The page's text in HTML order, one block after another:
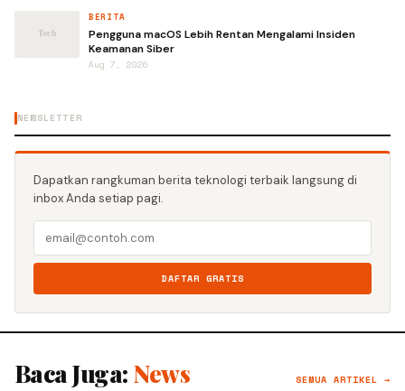
BERITA
Pengguna macOS Lebih Rentan Mengalami Insiden
Keamanan Siber
Aug 7, 2026
NEWSLETTER
Dapatkan rangkuman berita teknologi terbaik langsung di
inbox Anda setiap pagi.
DAFTAR GRATIS
Baca Juga: News SEMUA ARTIKEL →